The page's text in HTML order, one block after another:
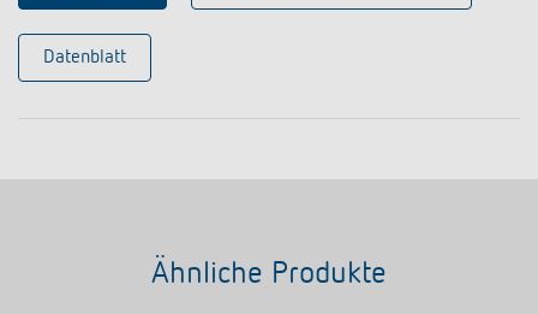
Datenblatt
Ähnliche Produkte